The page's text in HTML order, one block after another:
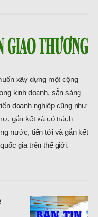
xây dựng một cộng
kinh doanh, sẵn sàng
doanh nghiệp cũng như
gắn kết và có trách
nước, tiến tới và gắn kết
gia trên thế giới.